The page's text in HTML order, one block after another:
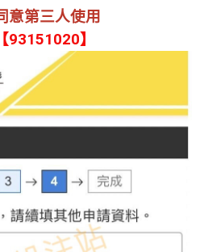
意第三人使用
】